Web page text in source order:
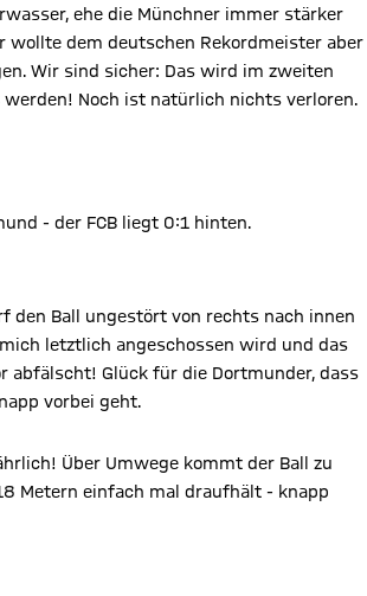
ehe die Münchner immer stärker
wollte dem deutschen Rekordmeister aber
Wir sind sicher: Das wird im zweiten
Noch ist natürlich nichts verloren.
- der FCB liegt 0:1 hinten.
den Ball ungestört von rechts nach innen
letztlich angeschossen wird und das
abfälscht! Glück für die Dortmunder, dass
vorbei geht.
Über Umwege kommt der Ball zu
Metern einfach mal draufhält - knapp